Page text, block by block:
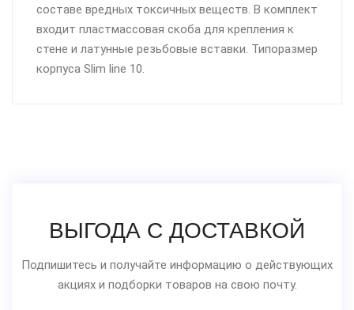
составе вредных токсичных веществ. В комплект
входит пластмассовая скоба для крепления к
стене и латунные резьбовые вставки. Типоразмер
корпуса Slim line 10.
ВЫГОДА С ДОСТАВКОЙ
Подпишитесь и получайте информацию о действующих
акциях и подборки товаров на свою почту.